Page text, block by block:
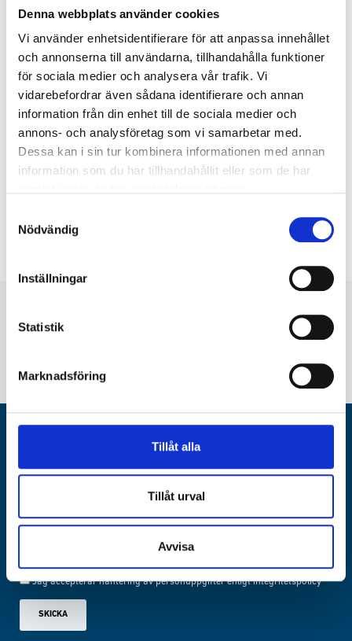
Denna webbplats använder cookies
Vi använder enhetsidentifierare för att anpassa innehållet
och annonserna till användarna, tillhandahålla funktioner
för sociala medier och analysera vår trafik. Vi
vidarebefordrar även sådana identifierare och annan
information från din enhet till de sociala medier och
annons- och analysföretag som vi samarbetar med.
Dessa kan i sin tur kombinera informationen med annan
information som du har tillhandahållit eller som de har
Nödvändig
Inställningar
Statistik
Marknadsföring
Tillåt alla
Tillåt urval
Avvisa
och hur detta kan förebyggas och behandlas.
Elva brunnar restaurerades för att säkra människors tillgång till
rent vatten, vilket är en avgörande hälsofråga. Samtidigt
delades hygienkit ut till befolkningen.
Islamic Relief byggde toaletter i anslutning till två skolor där
över 1 000 barn går.
För att hjälpa de mest sårbara människorna bland flyktingar och
bofasta i provinsen Yei, där matproduktionen drabbats hårt av
konflikten, så delade Islamic Relief ut matpaket till 3 000 hushåll, över
16 000 personer.
Jag accepterar hantering av personuppgifter enligtintegritetspolicy
SKICKA